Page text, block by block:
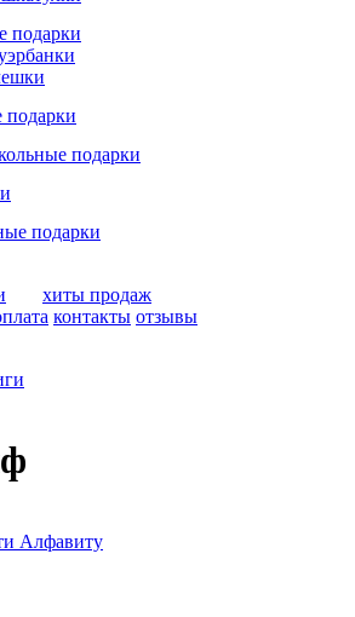
подарки
подарки
подарки
подарки
хиты продаж
контакты отзывы
Алфавиту